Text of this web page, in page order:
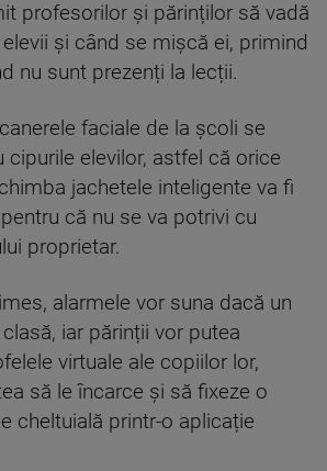
profesorilor și părinților să vadă
și când se mișcă ei, primind
nu sunt prezenți la lecții.
faciale de la școli se
cipurile elevilor, astfel că orice
jachetele inteligente va fi
că nu se va potrivi cu
proprietar.
alarmele vor suna dacă un
iar părinții vor putea
virtuale ale copiilor lor,
să le încarce și să fixeze o
cheltuială printr-o aplicație